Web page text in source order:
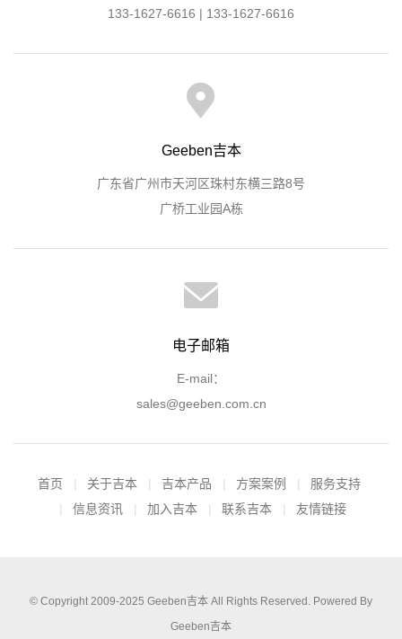
133-1627-6616 | 133-1627-6616
Geeben吉本
广东省广州市天河区珠村东横三路8号
广桥工业园A栋
电子邮箱
E-mail：
sales@geeben.com.cn
首页 关于吉本 吉本产品 方案案例
服务支持
信息资讯
加入吉本 联系吉本 友情链接
© Copyright 2009-2025 Geeben吉本 All Rights Reserved. Powered By
Geeben吉本